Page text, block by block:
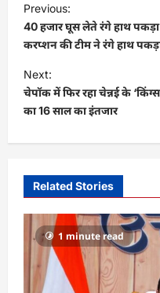
o
s
t
n
a
v
g
a
Previous:
40 हजार घूस लेते रंगे हाथ पकड़ा
करप्शन की टीम ने रंगे हाथ
Next:
चेपॉक में फिर रहा चेन्नई के
का 16 साल का इंतजार
Related Stories
1 minute read